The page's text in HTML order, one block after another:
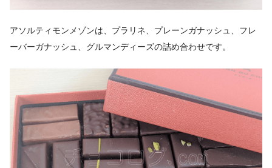
アソルティモンメゾンは、プラリネ、プレーンガナッシュ、フレ
ーバーガナッシュ、グルマンディーズの詰め合わせです。